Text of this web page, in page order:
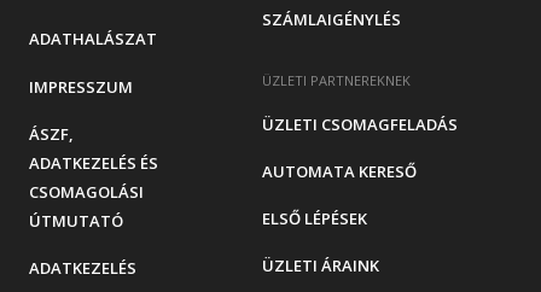
SZÁMLAIGÉNYLÉS
ÜZLETI PARTNEREKNEK
ÜZLETI CSOMAGFELADÁS
AUTOMATA KERESŐ
ELSŐ LÉPÉSEK
ÜZLETI ÁRAINK
ADATHALÁSZAT
IMPRESSZUM
ÁSZF,
ADATKEZELÉS ÉS
CSOMAGOLÁSI
ÚTMUTATÓ
ADATKEZELÉS